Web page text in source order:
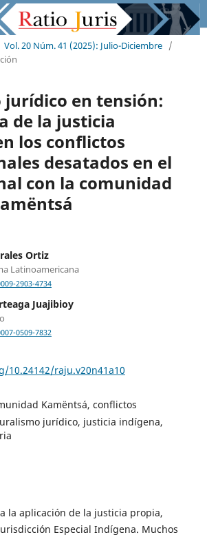
Vol. 20 Núm. 41 (2025): Julio-Diciembre /
jurídico en tensión:
de la justicia
los conflictos
desatados en el
con la comunidad
Ortiz
Latinoamericana
2903-4734
Juajibioy
0509-7832
10.24142/raju.v20n41a10
Kamëntsá, conflictos
jurídico, justicia indígena,
la aplicación de la justicia propia,
Especial Indígena. Muchos